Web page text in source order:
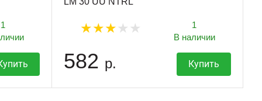
1
1
В наличии
582 р. Купить